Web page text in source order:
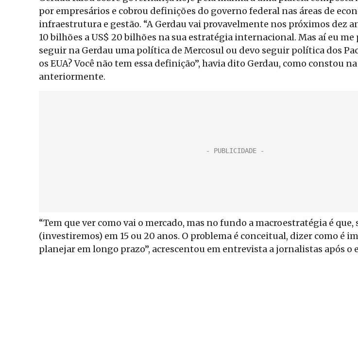
por empresários e cobrou definições do governo federal nas áreas de
infraestrutura e gestão. “A Gerdau vai provavelmente nos próximos dez
10 bilhões a US$ 20 bilhões na sua estratégia internacional. Mas aí eu
seguir na Gerdau uma política de Mercosul ou devo seguir política dos
os EUA? Você não tem essa definição”, havia dito Gerdau, como constou
anteriormente.
“Tem que ver como vai o mercado, mas no fundo a macroestratégia é que,
(investiremos) em 15 ou 20 anos. O problema é conceitual, dizer como é
planejar em longo prazo”, acrescentou em entrevista a jornalistas após o